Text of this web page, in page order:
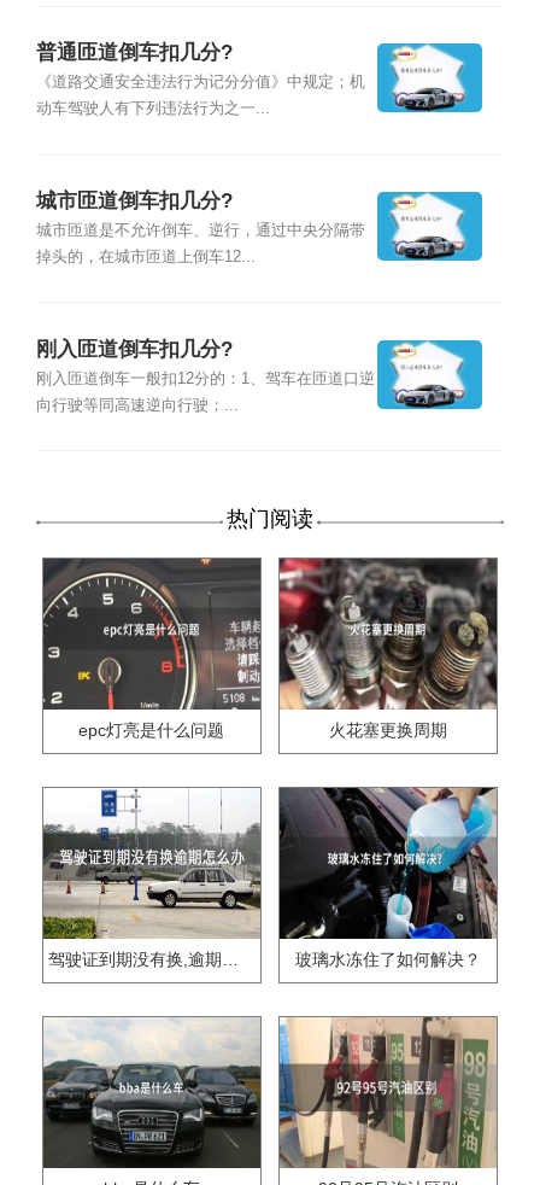
普通匝道倒车扣几分?
《道路交通安全违法行为记分分值》中规定；机
动车驾驶人有下列违法行为之一...
城市匝道倒车扣几分?
城市匝道是不允许倒车、逆行，通过中央分隔带
掉头的，在城市匝道上倒车12...
刚入匝道倒车扣几分?
刚入匝道倒车一般扣12分的：1、驾车在匝道口逆
向行驶等同高速逆向行驶；...
热门阅读
epc灯亮是什么问题 火花塞更换周期
驾驶证到期没有换,逾期怎么办?? 玻璃水冻住了如何解决？